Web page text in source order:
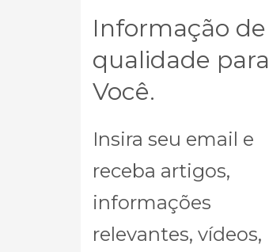
Informação de
qualidade para
Você.
Insira seu email e
receba artigos,
informações
relevantes, vídeos,